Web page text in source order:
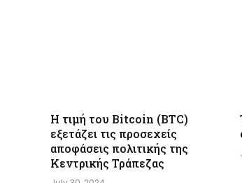
Η τιμή του Bitcoin (BTC)
εξετάζει τις προσεχείς
αποφάσεις πολιτικής της
Κεντρικής Τράπεζας